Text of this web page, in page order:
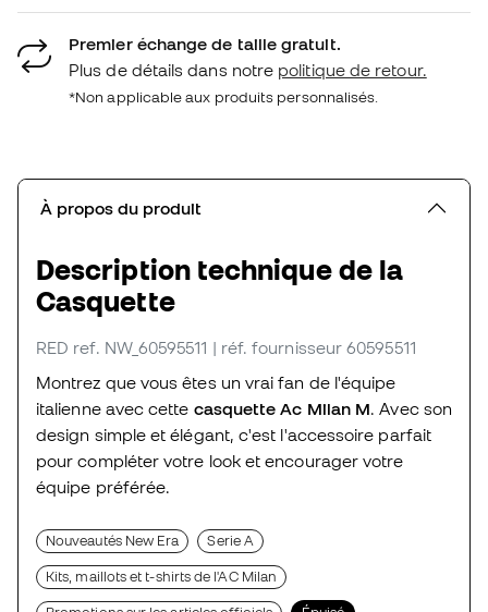
Premier échange de taille gratuit.
Plus de détails dans notre politique de retour.
*Non applicable aux produits personnalisés.
À propos du produit
Description technique de la
Casquette
RED ref. NW_60595511 | réf. fournisseur 60595511
Montrez que vous êtes un vrai fan de l'équipe
italienne avec cette casquette Ac Milan M. Avec son
design simple et élégant, c'est l'accessoire parfait
pour compléter votre look et encourager votre
équipe préférée.
Nouveautés New Era Serie A
Kits, maillots et t-shirts de l'AC Milan